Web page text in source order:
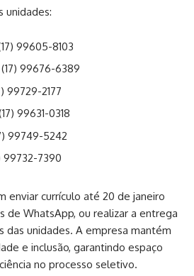
unidades:
99605-8103
(17) 99676-6389
99729-2177
99631-0318
99749-5242
99732-7390
enviar currículo até 20 de janeiro
de WhatsApp, ou realizar a entrega
das unidades. A empresa mantém
e inclusão, garantindo espaço
no processo seletivo.